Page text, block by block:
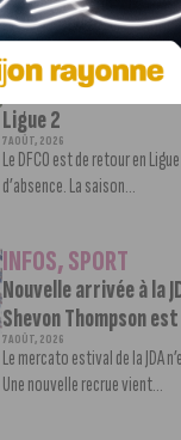
INFOS,SPORT
DFCO : Rencontre
Deballon, l’artisan de
Ligue 2
7 AOÛT, 2026
Le DFCO est de retour en
d’absence. La saison...
INFOS,SPORT
Nouvelle arrivée à la
Shevon Thompson
7 AOÛT, 2026
Le mercato estival de la JDA
Une nouvelle recrue vient...